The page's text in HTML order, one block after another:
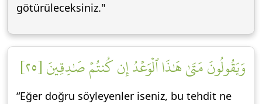
götürüleceksiniz."
وَيَقُولُونَ مَتَىٰ هَٰذَا ٱلۡوَعۡدُ إِن كُنتُمۡ صَٰدِقِينَ [٢٥]
“Eğer doğru söyleyenler iseniz, bu tehdit ne